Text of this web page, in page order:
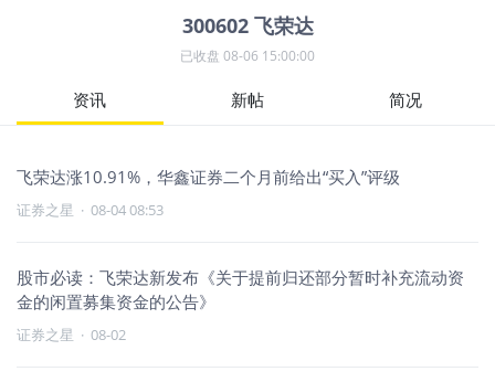
300602 飞荣达
已收盘 08-06 15:00:00
资讯 新帖 简况
飞荣达涨10.91%，华鑫证券二个月前给出“买入”评级
证券之星 · 08-04 08:53
股市必读：飞荣达新发布《关于提前归还部分暂时补充流动资
金的闲置募集资金的公告》
证券之星 · 08-02